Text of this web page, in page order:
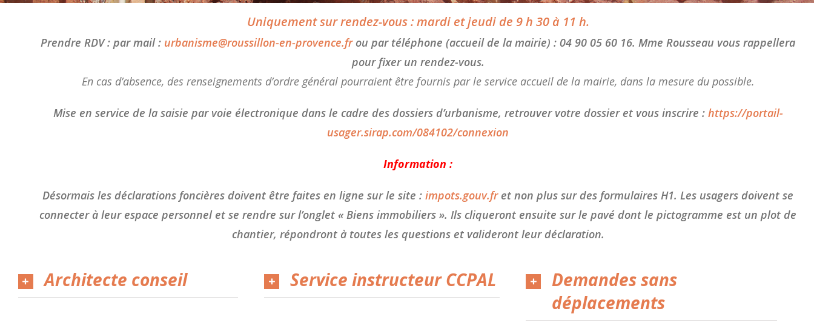
Uniquement sur rendez-vous : mardi et jeudi de 9 h 30 à 11 h.
Prendre RDV : par mail : urbanisme@roussillon-en-provence.frou par téléphone (accueil de la mairie) : 04 90 05 60 16. Mme Rousseau vous rappellera
pour fixer un rendez-vous.
En cas d’absence, des renseignements d’ordre général pourraient être fournis par le service accueil de la mairie, dans la mesure du possible.
Mise en service de la saisie par voie électronique dans le cadre des dossiers d’urbanisme, retrouver votre dossier et vous inscrire : https://portail-
usager.sirap.com/084102/connexion
Information :
Désormais les déclarations foncières doivent être faites en ligne sur le site :impots.gouv.fret non plus sur des formulaires H1. Les usagers doivent se
connecter à leur espace personnel et se rendre sur l’onglet « Biens immobiliers ». Ils cliqueront ensuite sur le pavé dont le pictogramme est un plot de
chantier, répondront à toutes les questions et valideront leur déclaration.
Architecte conseil Service instructeur CCPAL
Demandes sans
déplacements